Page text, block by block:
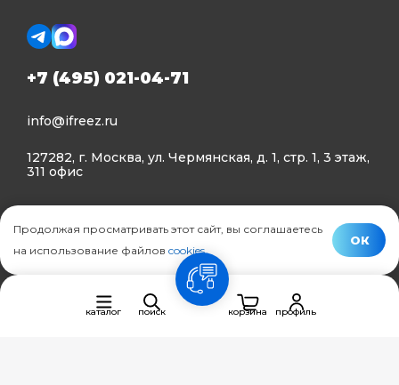
+7 (495) 021-04-71
info@ifreez.ru
127282, г. Москва, ул. Чермянская, д. 1, стр. 1, 3 этаж,
311 офис
Политика конфиденциальности
© Ifreez - продажа и установка климатической техники,
каталог поиск
связь
корзина
профиль
Продолжая просматривать этот сайт, вы соглашаетесь
на использование файлов cookies.
ОК